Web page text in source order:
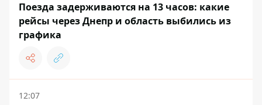
Поезда задерживаются на 13 часов: какие
рейсы через Днепр и область выбились из
графика
12:07